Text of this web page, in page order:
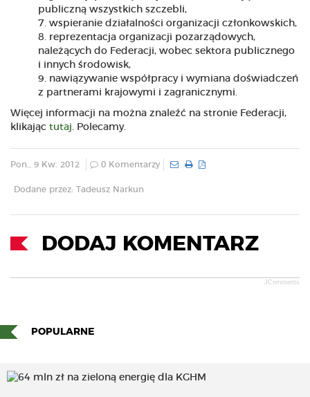
publiczną wszystkich szczebli,
wspieranie działalności organizacji członkowskich,
reprezentacja organizacji pozarządowych,
należących do Federacji, wobec sektora publicznego
i innych środowisk,
nawiązywanie współpracy i wymiana doświadczeń
z partnerami krajowymi i zagranicznymi.
Więcej informacji na można znaleźć na stronie Federacji,
klikając tutaj. Polecamy.
Pon., 9 Kw. 2012 0 Komentarzy
Dodane przez: Tadeusz Narkun
DODAJ KOMENTARZ
JComments
POPULARNE